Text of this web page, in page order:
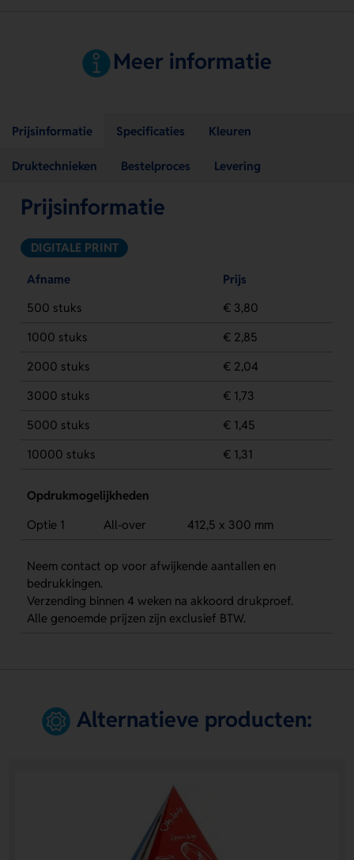
Meer informatie
Prijsinformatie Specificaties Kleuren
Druktechnieken Bestelproces Levering
Prijsinformatie
DIGITALE PRINT
Afname
Prijs
500 stuks
€ 3,80
1000 stuks
€ 2,85
2000 stuks
€ 2,04
3000 stuks
€ 1,73
5000 stuks
€ 1,45
10000 stuks
€ 1,31
Opdrukmogelijkheden
Optie 1
All-over 412,5 x 300 mm
Neem contact op voor afwijkende aantallen en
bedrukkingen.
Verzending binnen 4 weken na akkoord drukproef.
Alle genoemde prijzen zijn exclusief BTW.
Alternatieve producten: